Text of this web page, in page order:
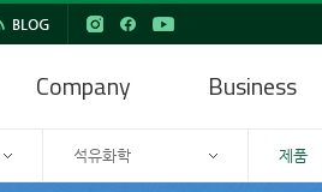
BLOG
Company Business
석유화학 제품